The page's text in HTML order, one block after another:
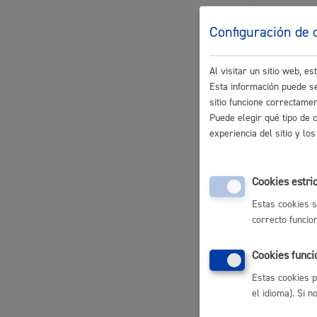
Para la
Tamaño
El
informe
máximo
Configuración de
Al visitar un sitio web,
Esta información puede
sitio funcione
Puede elegir qué tipo de
experiencia del sitio y
Cookies
Estas cookies
correcto
Cookies
Estas cookies
el idioma). Si